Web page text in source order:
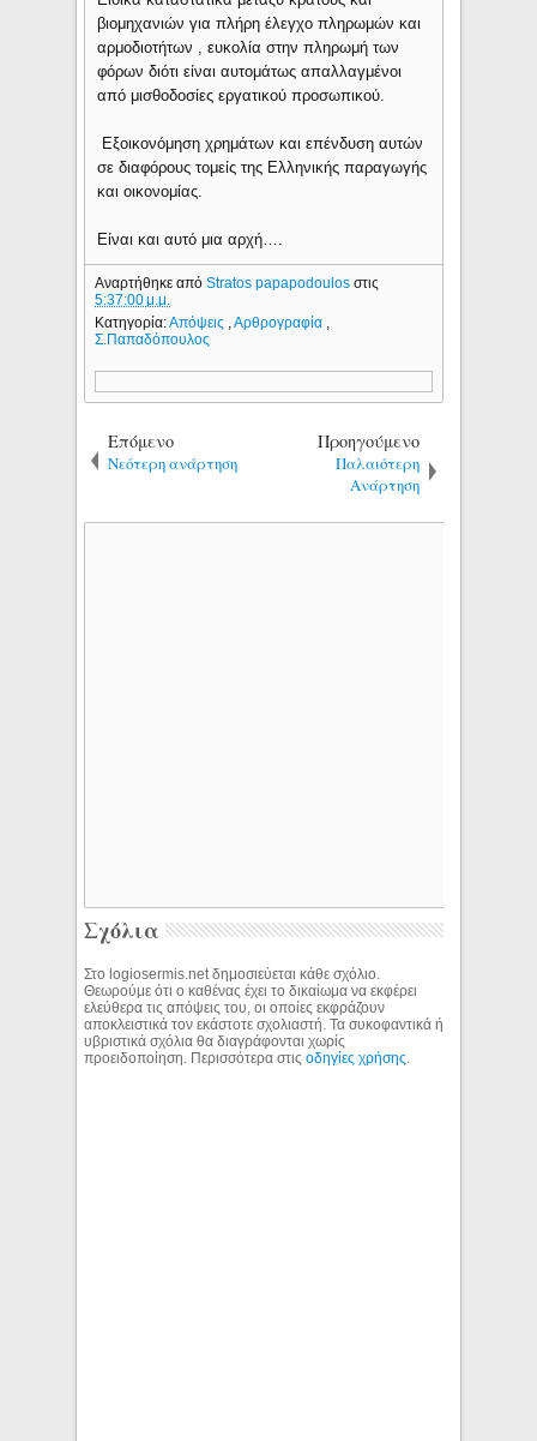
βιομηχανιών για πλήρη έλεγχο πληρωμών και
αρμοδιοτήτων , ευκολία στην πληρωμή των
φόρων διότι είναι αυτομάτως απαλλαγμένοι
από μισθοδοσίες εργατικού προσωπικού.
Εξοικονόμηση χρημάτων και επένδυση αυτών
σε διαφόρους τομείς της Ελληνικής παραγωγής
και οικονομίας.
Είναι και αυτό μια αρχή….
Αναρτήθηκε απόStratos papapodoulosστις
5:37:00 μ.μ.
Κατηγορία:Απόψεις ,Αρθρογραφία
Σ.Παπαδόπουλος
Επόμενο
Νεότερη ανάρτηση
Προηγούμενο
Παλαιότερη
Ανάρτηση
Σχόλια
Στο logiosermis.net δημοσιεύεται κάθε σχόλιο.
Θεωρούμε ότι ο καθένας έχει το δικαίωμα να εκφέρει
ελεύθερα τις απόψεις του, οι οποίες εκφράζουν
αποκλειστικά τον εκάστοτε σχολιαστή. Τα συκοφαντικά ή
υβριστικά σχόλια θα διαγράφονται χωρίς
προειδοποίηση. Περισσότερα στιςοδηγίες χρήσης